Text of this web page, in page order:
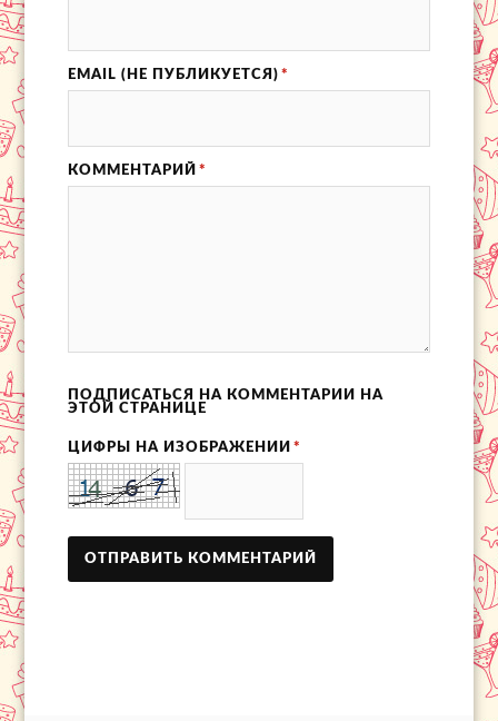
EMAIL (НЕ ПУБЛИКУЕТСЯ) *
КОММЕНТАРИЙ *
ПОДПИСАТЬСЯ НА КОММЕНТАРИИ НА
ЭТОЙ СТРАНИЦЕ
ЦИФРЫ НА ИЗОБРАЖЕНИИ *